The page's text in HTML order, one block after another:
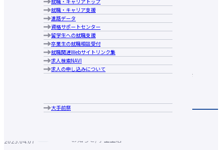
中長期計画について
メディア掲載実績
広報誌
コメンテーターガイド
大学院 国際看護学研究科
教学運営の基本方針（学部）
人材養成等教育研究上の目的
教学運営の基本方針（大学院）
学費に関する注意事項
学費の納付について
学生相談
施設の利用について
大手前大学・大手前短期大学図書館
大学生協・食堂
学生寮・学生マンション・アパート紹介
アルバイトの紹介
障がいのある学生支援について
大手前祭
就職・キャリア支援
進路データ
資格サポートセンター
留学生への就職支援
卒業生の就職相談受付
就職関連Webサイトリンク集
求人検索NAVI
求人の申し込みについて
大手前大学についてトップ
建学の精神・目的・使命
大手前大学の特長
ブランドメッセージ
キャンパス案内
アクセス
行動指針
歴史・沿革
学長あいさつ
メディア掲載実績
広報誌
公益通報 相談・通報窓口
ニュース・プレスリリ
ース
2025年度入学式 学長式辞（4月4
2025.04.07 お知らせ 学生生活